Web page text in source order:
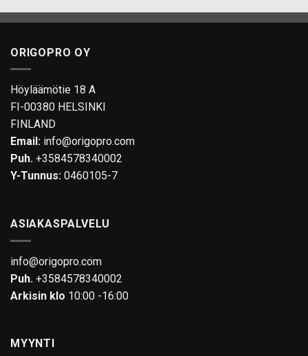
tuotteella
muunnelma.
tehdä
valinnat
ORIGOPRO OY
Höyläämötie 18 A
FI-00380 HELSINKI
FINLAND
Email: info@origopro.com
Puh. +3584578340002
Y-Tunnus: 0460105-7
ASIAKASPALVELU
info@origopro.com
Puh. +3584578340002
Arkisin klo 10:00 -16:00
MYYNTI